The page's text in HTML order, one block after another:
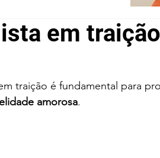
em traição
traição é fundamental para
amorosa.